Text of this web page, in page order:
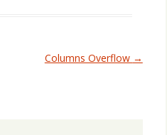
Columns Overflow →